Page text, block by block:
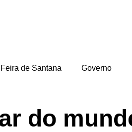
Feira de Santana Governo
do